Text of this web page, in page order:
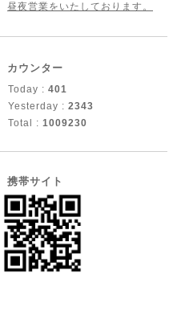
昼夜営業をいたしております。
カウンター
Today : 401
Yesterday : 2343
Total : 1009230
携帯サイト